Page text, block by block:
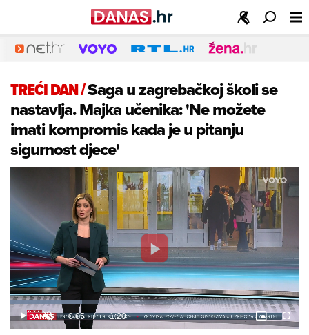
TREĆI DAN/Saga u zagrebačkoj školi se
nastavlja. Majka učenika: 'Ne možete
imati kompromis kada je u pitanju
sigurnost djece'
Play
Video
Play UnmuteCurrent
0:05 / Duration
1:20
Loaded:
24.80%
Picture-
in-